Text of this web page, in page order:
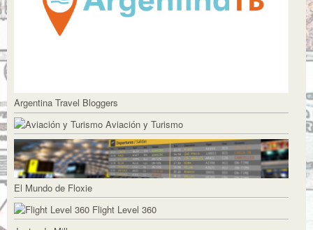
Argentina Travel Bloggers
Aviación y Turismo
El Mundo de Floxie
Flight Level 360